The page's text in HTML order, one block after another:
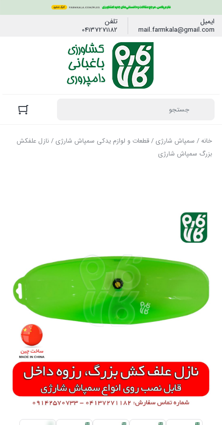
ایمیل
mail.farmkala@gmail.com
تلفن
04137271182
خانه/ سمپاش شارژی/قطعات و لوازم یدکی سمپاش شارژی
/ نازل علفکش
بزرگ سمپاش شارژی